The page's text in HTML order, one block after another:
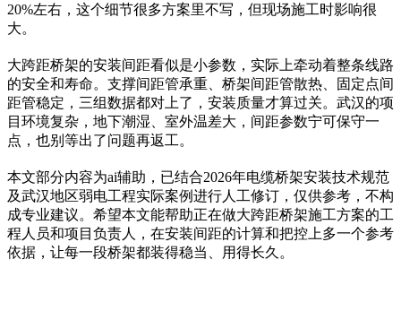
20%左右，这个细节很多方案里不写，但现场施工时影响很
大。
大跨距桥架的安装间距看似是小参数，实际上牵动着整条线路
的安全和寿命。支撑间距管承重、桥架间距管散热、固定点间
距管稳定，三组数据都对上了，安装质量才算过关。武汉的项
目环境复杂，地下潮湿、室外温差大，间距参数宁可保守一
点，也别等出了问题再返工。
本文部分内容为ai辅助，已结合2026年电缆桥架安装技术规范
及武汉地区弱电工程实际案例进行人工修订，仅供参考，不构
成专业建议。希望本文能帮助正在做大跨距桥架施工方案的工
程人员和项目负责人，在安装间距的计算和把控上多一个参考
依据，让每一段桥架都装得稳当、用得长久。